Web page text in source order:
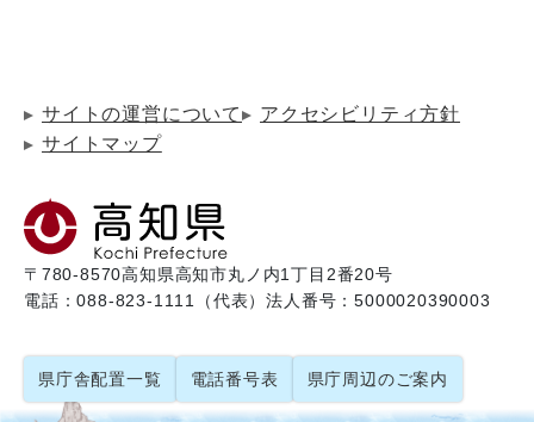
サイトの運営について
アクセシビリティ方針
サイトマップ
〒780-8570高知県高知市丸ノ内1丁目2番20号
電話：088-823-1111（代表）法人番号：5000020390003
県庁舎配置一覧 電話番号表 県庁周辺のご案内